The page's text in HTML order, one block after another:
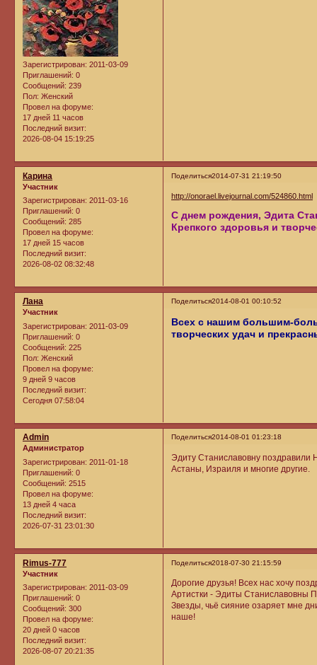
Зарегистрирован: 2011-03-09
Приглашений: 0
Сообщений: 239
Пол: Женский
Провел на форуме:
17 дней 11 часов
Последний визит:
2026-08-04 15:19:25
Поделиться2014-07-31 21:19:50
Карина
Участник
Зарегистрирован: 2011-03-16
Приглашений: 0
Сообщений: 285
Провел на форуме:
17 дней 15 часов
Последний визит:
2026-08-02 08:32:48
http://onorael.livejournal.com/524860.html
С днем рождения, Эдита
Крепкого здоровья и
Поделиться2014-08-01 00:10:52
Лана
Участник
Зарегистрирован: 2011-03-09
Приглашений: 0
Сообщений: 225
Пол: Женский
Провел на форуме:
9 дней 9 часов
Последний визит:
Сегодня 07:58:04
Всех с нашим большим-
творческих удач и
Поделиться2014-08-01 01:23:18
Admin
Администратор
Зарегистрирован: 2011-01-18
Приглашений: 0
Сообщений: 2515
Провел на форуме:
13 дней 4 часа
Последний визит:
2026-07-31 23:01:30
Эдиту Станиславовну поздравили
Астаны, Израиля и многие другие.
Поделиться2018-07-30 21:15:59
Rimus-777
Участник
Зарегистрирован: 2011-03-09
Приглашений: 0
Сообщений: 300
Провел на форуме:
20 дней 0 часов
Последний визит:
2026-08-07 20:21:35
Дорогие друзья! Всех нас хочу
Артистки - Эдиты Станиславовны
Звезды, чьё сияние озаряет мне
наше!